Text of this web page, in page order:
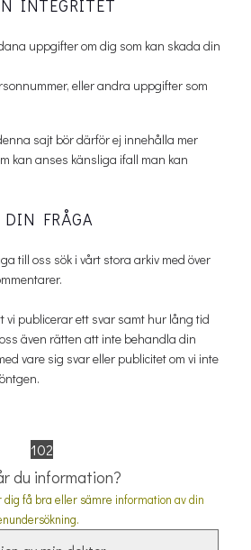
INTEGRITET
uppgifter om dig som kan skada din
eller andra uppgifter som
sajt bör därför ej innehålla mer
kan anses känsliga ifall man kan
DIN FRÅGA
till oss sök i vårt stora arkiv med över
vi publicerar ett svar samt hur lång tid
även rätten att inte behandla din
vare sig svar eller publicitet om vi inte
102
du information?
dig få bra eller sämre information av din